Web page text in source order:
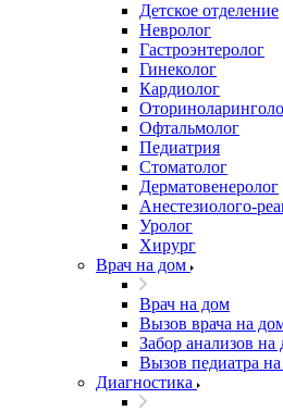
Детское отделение
Невролог
Гастроэнтеролог
Гинеколог
Кардиолог
Офтальмолог
Педиатрия
Стоматолог
Дерматовенеролог
Анестезиолого-
Уролог
Хирург
Врач на дом
Врач на дом
Вызов врача на
Забор анализов на
Вызов педиатра
Диагностика